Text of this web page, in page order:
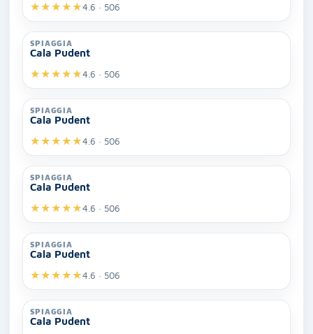
★★★★★4.6 · 506
SPIAGGIA
Cala Pudent
★★★★★4.6 · 506
SPIAGGIA
Cala Pudent
★★★★★4.6 · 506
SPIAGGIA
Cala Pudent
★★★★★4.6 · 506
SPIAGGIA
Cala Pudent
★★★★★4.6 · 506
SPIAGGIA
Cala Pudent